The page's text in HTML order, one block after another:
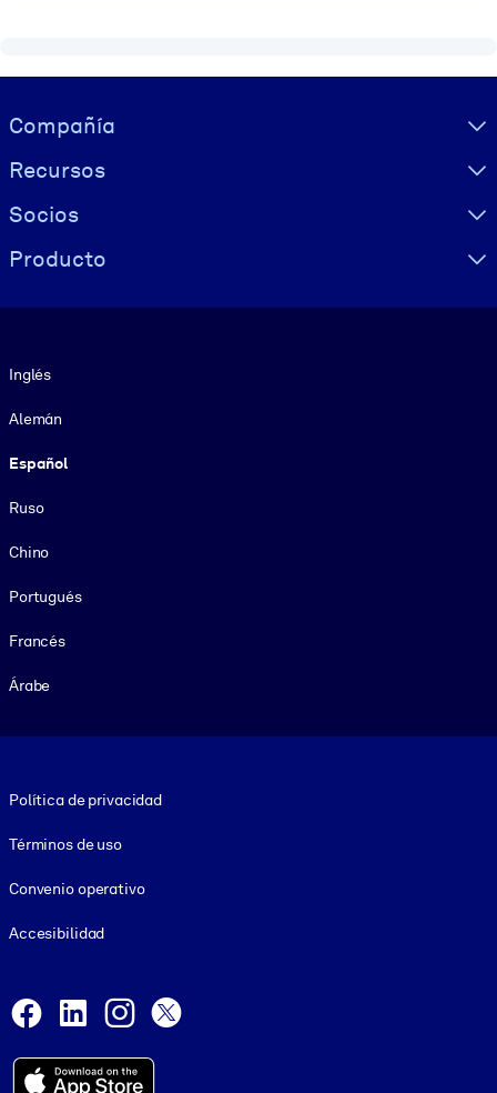
Visually hidden Text
Compañía
Recursos
Socios
Producto
Inglés
Alemán
Español
Ruso
Chino
Portugués
Francés
Árabe
Política de privacidad
Términos de uso
Convenio operativo
Accesibilidad
Facebook
LinkedInInstagram